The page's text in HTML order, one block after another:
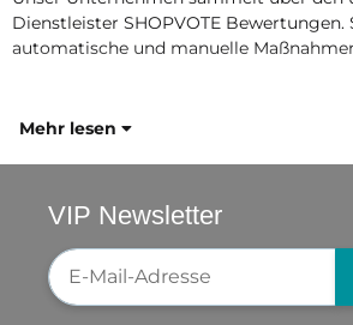
Dienstleister SHOPVOTE Bewertungen.
automatische und manuelle
Mehr lesen
VIP Newsletter
Newsletter-Registrierung